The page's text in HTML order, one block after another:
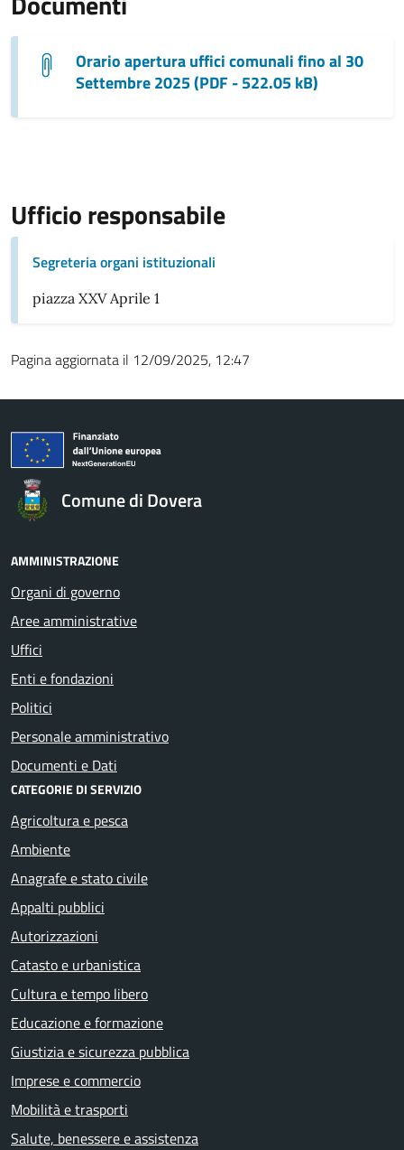
Orario apertura uffici comunali fino al 30
Settembre 2025 (PDF - 522.05 kB)
Ufficio responsabile
Segreteria organi istituzionali
piazza XXV Aprile 1
Pagina aggiornata il 12/09/2025, 12:47
Comune di Dovera
AMMINISTRAZIONE
Organi di governo
Aree amministrative
Uffici
Enti e fondazioni
Politici
Personale amministrativo
Documenti e Dati
CATEGORIE DI SERVIZIO
Agricoltura e pesca
Ambiente
Anagrafe e stato civile
Appalti pubblici
Autorizzazioni
Catasto e urbanistica
Cultura e tempo libero
Educazione e formazione
Giustizia e sicurezza pubblica
Imprese e commercio
Mobilità e trasporti
Salute, benessere e assistenza